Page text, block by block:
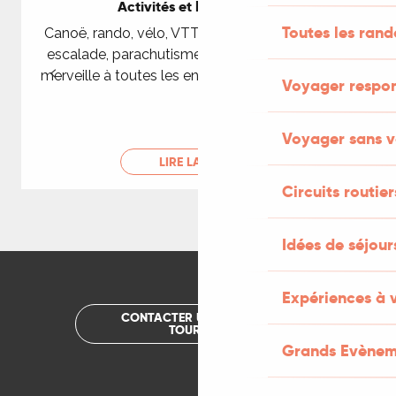
Toutes les
Voyager
Voyager sans
Circuits
Idées de
Expériences à
Grands
Activités et loisirs nature
Canoë, rando, vélo, VTT mais aussi spéléologie,
escalade, parachutisme, ULM... le Lot répond à
merveille à toutes les envies d’activités de loisirs.
LIRE LA SUITE
CONTACTER UN OFFICE DE
TOURISME